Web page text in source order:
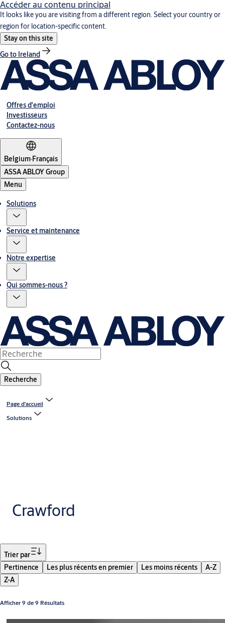
Accéder au contenu principal
It looks like you are visiting from a different region. Select your country or
region for location-specific content.
Stay on this site
Go to Ireland
Offres d'emploi
Investisseurs
Contactez-nous
Belgium·Français
ASSA ABLOY Group
Menu
Solutions
Service et maintenance
Notre expertise
Qui sommes-nous ?
Recherche
Page d'accueil
Solutions
Crawford
Trier par
Pertinence
Les plus récents en premier Les moins récents
A-Z
Z-A
Afficher 9 de 9 Résultats